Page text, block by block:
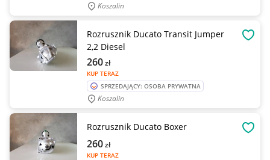
Koszalin
Rozrusznik Ducato Transit Jumper
2,2 Diesel
KUP TERAZ
260zł
SPRZEDAJĄCY: OSOBA PRYWATNA
Koszalin
Rozrusznik Ducato Boxer
KUP TERAZ
260zł